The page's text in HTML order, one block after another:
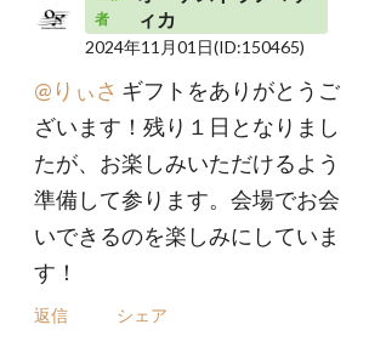
者
ィカ
2024年11月01日(ID:150465)
@りぃさ ギフトをありがとうご
ざいます！残り１日となりまし
たが、お楽しみいただけるよう
準備して参ります。会場でお会
いできるのを楽しみにしていま
す！
返信 シェア